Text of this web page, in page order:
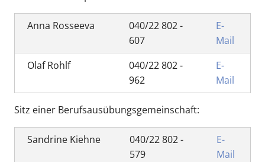
Anna Rosseeva
040/22 802 -
607
E-
Mail
Olaf Rohlf
040/22 802 -
962
E-
Mail
Sitz einer Berufsausübungsgemeinschaft:
Sandrine Kiehne
040/22 802 -
579
E-
Mail